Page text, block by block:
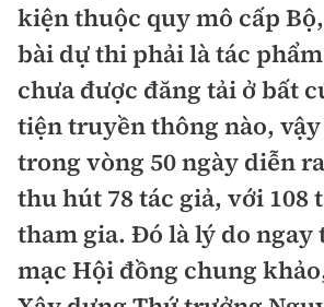
Chính trị
Xã hội
Chuyện dọc đường
Cải chính
Xây dựng
Chỉ đạo điều hành
Quy hoạch kiến trúc
Vật liệu xây dựng
Giám định chất lượng
Quản lý đô thị
Giao thông
Quản lý
Đường bộ
Hàng không
Kinh tế
Thị trường
Tài chính
Pháp luật
Thanh tra
An toàn giao thông
kiện thuộc quy mô cấp
bài dự thi phải là tác
chưa được đăng tải ở bất
tiện truyền thông nào,
trong vòng 50 ngày diễn
thu hút 78 tác giả, với 108
tham gia. Đó là lý do
mạc Hội đồng chung